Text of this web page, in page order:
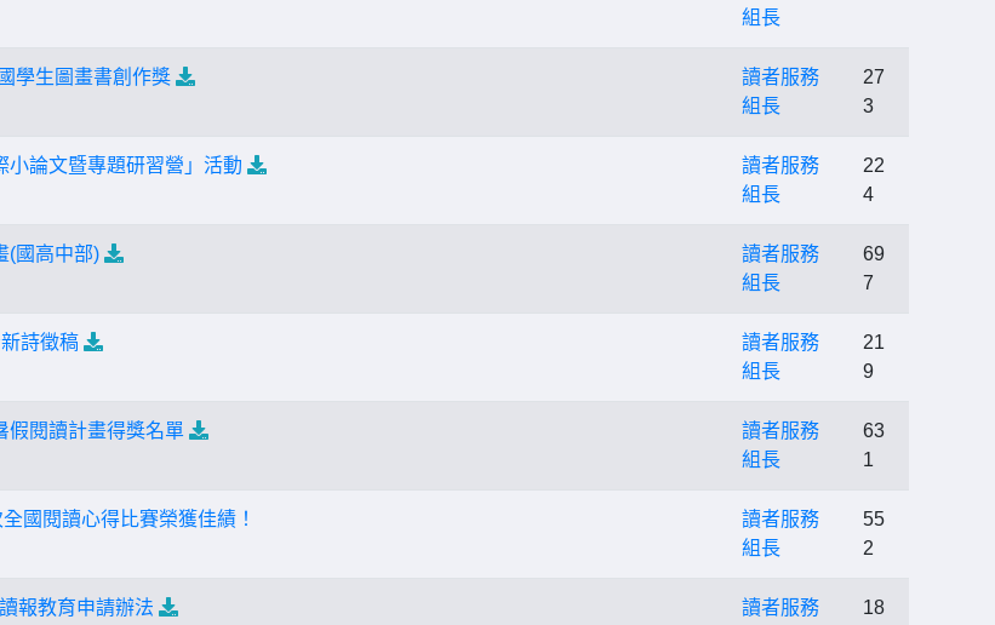
組長
學生圖畫書創作獎
讀者服務
組長
27
3
小論文暨專題研習營」活動
讀者服務
組長
22
4
(國高中部)
讀者服務
組長
69
7
詩徵稿
讀者服務
組長
21
9
假閱讀計畫得獎名單
讀者服務
組長
63
1
國閱讀心得比賽榮獲佳績！
讀者服務
組長
55
2
報教育申請辦法
讀者服務
18